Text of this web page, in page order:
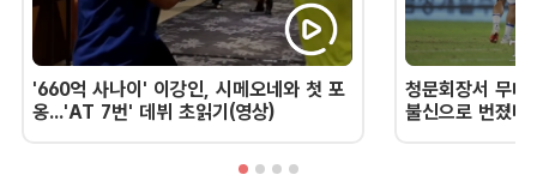
'660억 사나이' 이강인, 시메오네와 첫 포
옹...'AT 7번' 데뷔 초읽기(영상)
청문회장서 무너
불신으로 번졌